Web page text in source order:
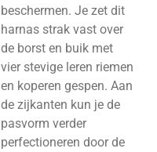
beschermen. Je zet dit
harnas strak vast over
de borst en buik met
vier stevige leren riemen
en koperen gespen. Aan
de zijkanten kun je de
pasvorm verder
perfectioneren door de